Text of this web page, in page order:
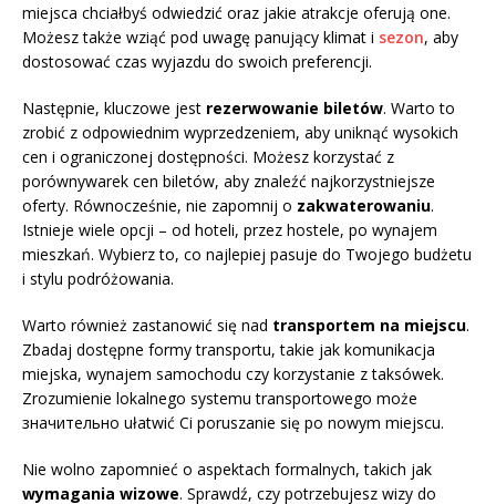
miejsca chciałbyś odwiedzić oraz jakie atrakcje oferują one.
Możesz także wziąć pod uwagę panujący klimat i sezon, aby
dostosować czas wyjazdu do swoich preferencji.
Następnie, kluczowe jest rezerwowanie biletów. Warto to
zrobić z odpowiednim wyprzedzeniem, aby uniknąć wysokich
cen i ograniczonej dostępności. Możesz korzystać z
porównywarek cen biletów, aby znaleźć najkorzystniejsze
oferty. Równocześnie, nie zapomnij o zakwaterowaniu.
Istnieje wiele opcji – od hoteli, przez hostele, po wynajem
mieszkań. Wybierz to, co najlepiej pasuje do Twojego budżetu
i stylu podróżowania.
Warto również zastanowić się nad transportem na miejscu.
Zbadaj dostępne formy transportu, takie jak komunikacja
miejska, wynajem samochodu czy korzystanie z taksówek.
Zrozumienie lokalnego systemu transportowego może
значительно ułatwić Ci poruszanie się po nowym miejscu.
Nie wolno zapomnieć o aspektach formalnych, takich jak
wymagania wizowe. Sprawdź, czy potrzebujesz wizy do